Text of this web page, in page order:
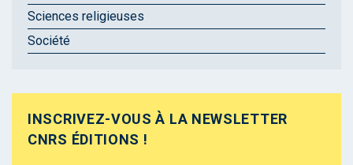
Sciences religieuses
Société
INSCRIVEZ-VOUS À LA NEWSLETTER
CNRS ÉDITIONS !